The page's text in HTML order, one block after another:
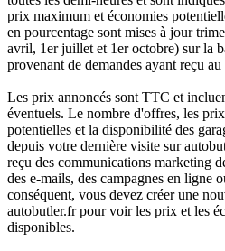
prix maximum et économies
en pourcentage sont mises à jour
avril, 1er juillet et 1er octobre) sur la
provenant de demandes ayant reçu
Les prix annoncés sont TTC et
éventuels. Le nombre d'offres, les
potentielles et la disponibilité des
depuis votre dernière visite sur
reçu des communications marketing
des e-mails, des campagnes en ligne
conséquent, vous devez créer une
autobutler.fr pour voir les prix et les
disponibles.